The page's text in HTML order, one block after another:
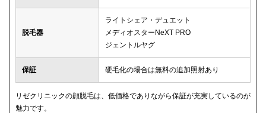
脱毛器
ライトシェア・デュエット
メディオスターNeXT PRO
ジェントルヤグ
保証 硬毛化の場合は無料の追加照射あり
リゼクリニックの顔脱毛は、低価格でありながら保証が充実しているのが
魅力です。